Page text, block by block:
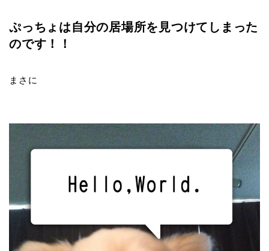
ぷっちょは自分の居場所を見つけてしまった
のです！！
まさに